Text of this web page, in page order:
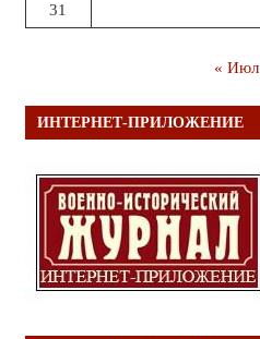
31
« Июл
ИНТЕРНЕТ-ПРИЛОЖЕНИЕ